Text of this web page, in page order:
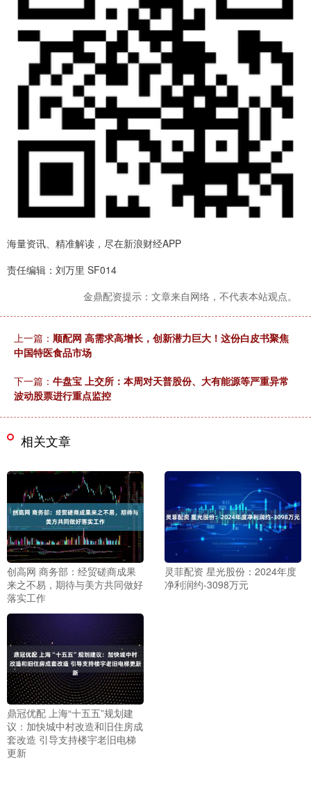
海量资讯、精准解读，尽在新浪财经APP
责任编辑：刘万里 SF014
金鼎配资提示：文章来自网络，不代表本站观点。
上一篇： 顺配网 高需求高增长，创新潜力巨大！这份白皮书聚焦
中国特医食品市场
下一篇： 牛盘宝 上交所：本周对天普股份、大有能源等严重异常
波动股票进行重点监控
相关文章
创高网 商务部：经贸磋商成果
来之不易，期待与美方共同做好
落实工作
灵菲配资 星光股份：2024年度
净利润约-3098万元
鼎冠优配 上海“十五五”规划建
议：加快城中村改造和旧住房成
套改造 引导支持楼宇老旧电梯
更新